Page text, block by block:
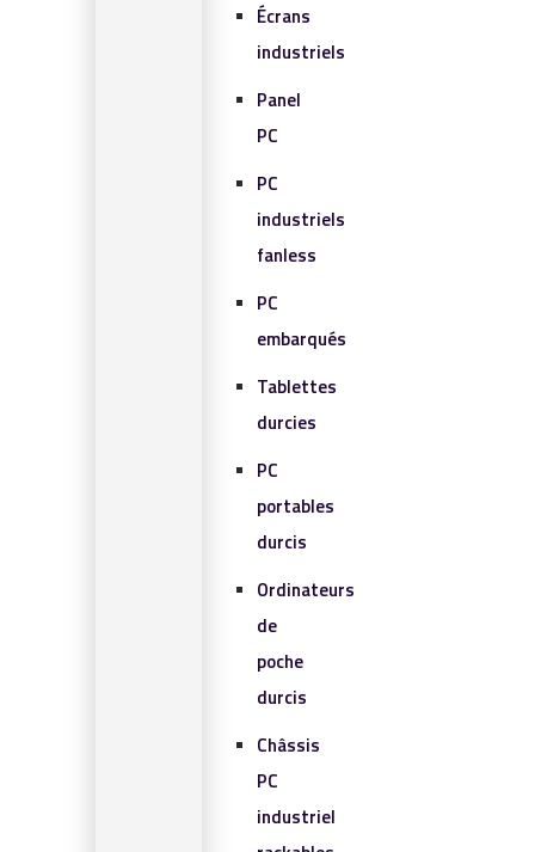
Écrans
industriels
Panel
PC
PC
industriels
fanless
PC
embarqués
Tablettes
durcies
PC
portables
durcis
Ordinateurs
de
poche
durcis
Châssis
PC
industriel